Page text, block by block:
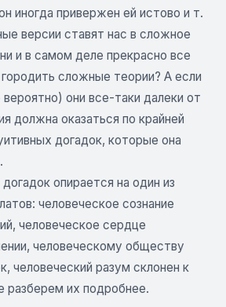
иногда привержен ей истово и т.
версии ставят нас в сложное
и в самом деле прекрасно все
сложные теории? А если
они все-таки далеки от
должна оказаться по крайней
догадок, которые она
опирается на один из
человеческое сознание
человеческое сердце
человеческому обществу
человеческий разум склонен к
разберем их подробнее.